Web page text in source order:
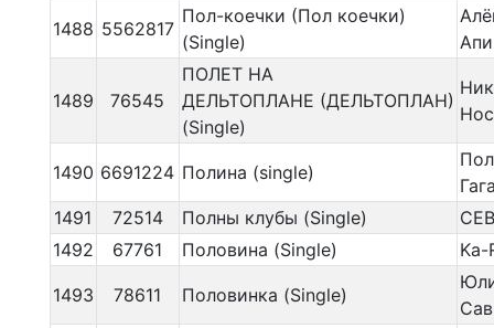
1488 5562817
Пол-коечки (Пол коечки)
(Single)
1489 76545
ПОЛЕТ НА
ДЕЛЬТОПЛАНЕ (ДЕЛЬТОПЛАН)
(Single)
1490 6691224 Полина (single)
1491
72514 Полны клубы (Single)
1492
67761 Половина (Single) Ka-
1493 78611 Половинка (Single)